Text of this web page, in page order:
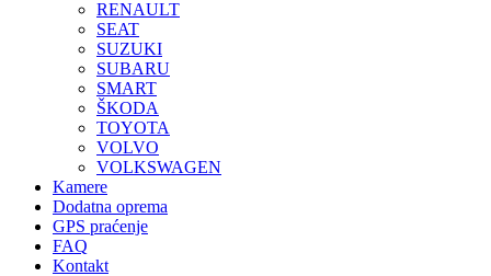
RENAULT
SEAT
SUZUKI
SUBARU
SMART
ŠKODA
TOYOTA
VOLVO
VOLKSWAGEN
Kamere
Dodatna oprema
GPS praćenje
FAQ
Kontakt